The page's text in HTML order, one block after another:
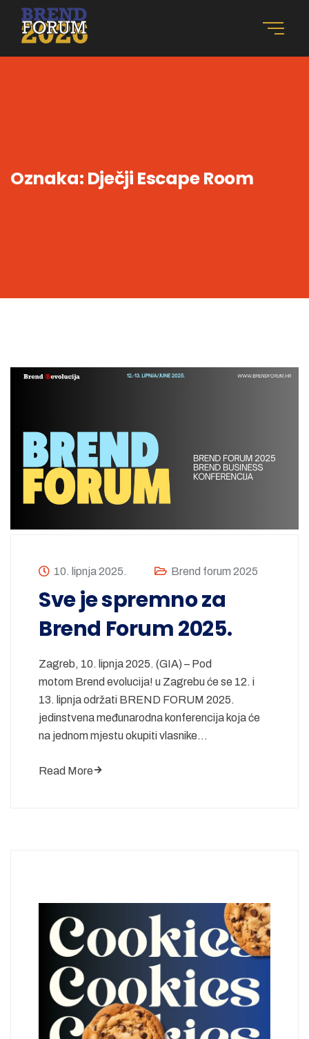
Oznaka: Dječji Escape Room
10. lipnja 2025. Brend forum 2025
Sve je spremno za
Brend Forum 2025.
Zagreb, 10. lipnja 2025. (GIA) – Pod
motom Brend evolucija! u Zagrebu će se 12. i
13. lipnja održati BREND FORUM 2025.
jedinstvena međunarodna konferencija koja će
na jednom mjestu okupiti vlasnike…
Read More